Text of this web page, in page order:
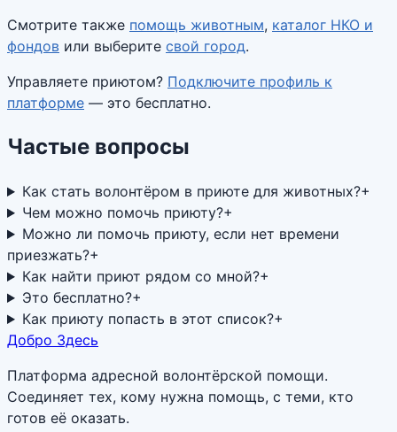
Смотрите также помощь животным, каталог НКО и
фондов или выберите свой город.
Управляете приютом? Подключите профиль к
платформе — это бесплатно.
Частые вопросы
Как стать волонтёром в приюте для животных?+
Чем можно помочь приюту?+
Можно ли помочь приюту, если нет времени
приезжать?+
Как найти приют рядом со мной?+
Это бесплатно?+
Как приюту попасть в этот список?+
Добро Здесь
Платформа адресной волонтёрской помощи.
Соединяет тех, кому нужна помощь, с теми, кто
готов её оказать.